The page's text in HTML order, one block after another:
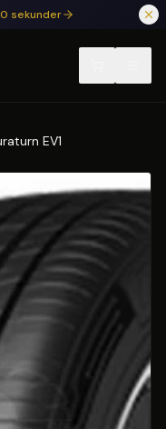
sekunder
EV1